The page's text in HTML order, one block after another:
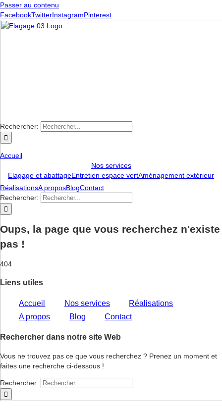
Passer au contenu
FacebookTwitterInstagramPinterest
Rechercher:
Accueil
Nos services
Elagage et abattageEntretien espace vertAménagement extérieur
RéalisationsA proposBlogContact
Rechercher:
Oups, la page que vous recherchez n'existe
pas !
404
Liens utiles
Accueil Nos services
Réalisations
A propos
Blog Contact
Rechercher dans notre site Web
Vous ne trouvez pas ce que vous recherchez ? Prenez un moment et
faites une recherche ci-dessous !
Rechercher: